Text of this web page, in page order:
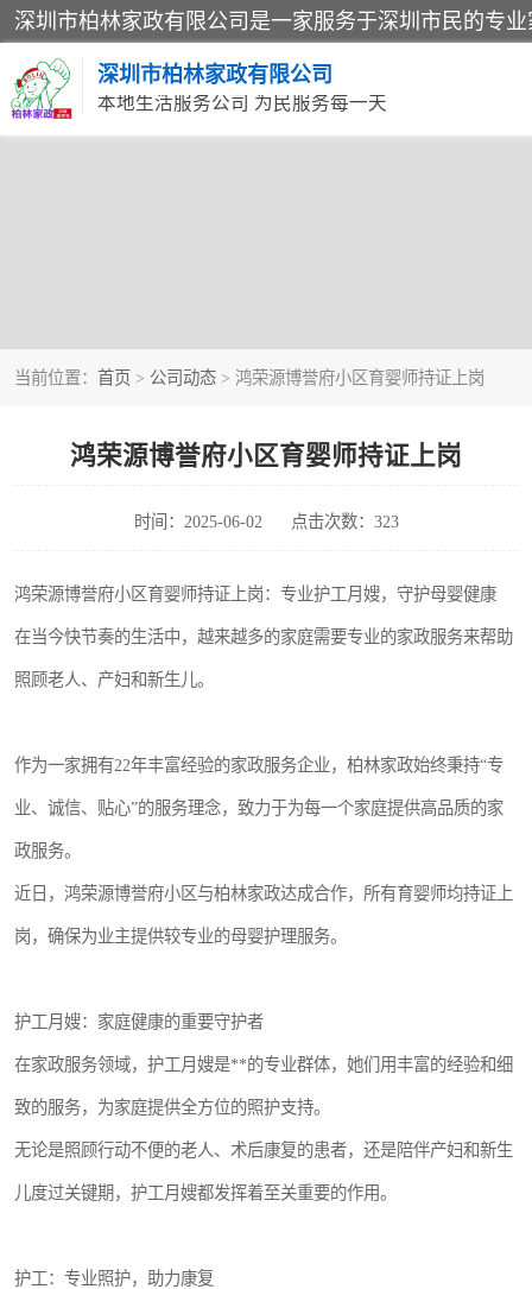
深圳市柏林家政有限公司
本地生活服务公司 为民服务每一天
当前位置： 首页 > 公司动态 > 鸿荣源博誉府小区育婴师持证上岗
鸿荣源博誉府小区育婴师持证上岗
时间：2025-06-02 点击次数：323
鸿荣源博誉府小区育婴师持证上岗：专业护工月嫂，守护母婴健康
在当今快节奏的生活中，越来越多的家庭需要专业的家政服务来帮助
照顾老人、产妇和新生儿。
作为一家拥有22年丰富经验的家政服务企业，柏林家政始终秉持“专
业、诚信、贴心”的服务理念，致力于为每一个家庭提供高品质的家
政服务。
近日，鸿荣源博誉府小区与柏林家政达成合作，所有育婴师均持证上
岗，确保为业主提供较专业的母婴护理服务。
护工月嫂：家庭健康的重要守护者
在家政服务领域，护工月嫂是**的专业群体，她们用丰富的经验和细
致的服务，为家庭提供全方位的照护支持。
无论是照顾行动不便的老人、术后康复的患者，还是陪伴产妇和新生
儿度过关键期，护工月嫂都发挥着至关重要的作用。
护工：专业照护，助力康复